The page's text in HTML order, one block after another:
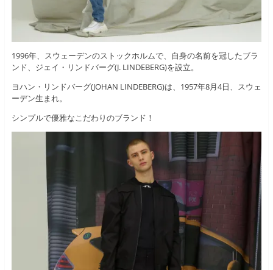
1996年、スウェーデンのストックホルムで、自身の名前を冠したブラ
ンド、ジェイ・リンドバーグ(J. LINDEBERG)を設立。
ヨハン・リンドバーグ(JOHAN LINDEBERG)は、1957年8月4日、スウェ
ーデン生まれ。
シンプルで優雅なこだわりのブランド！